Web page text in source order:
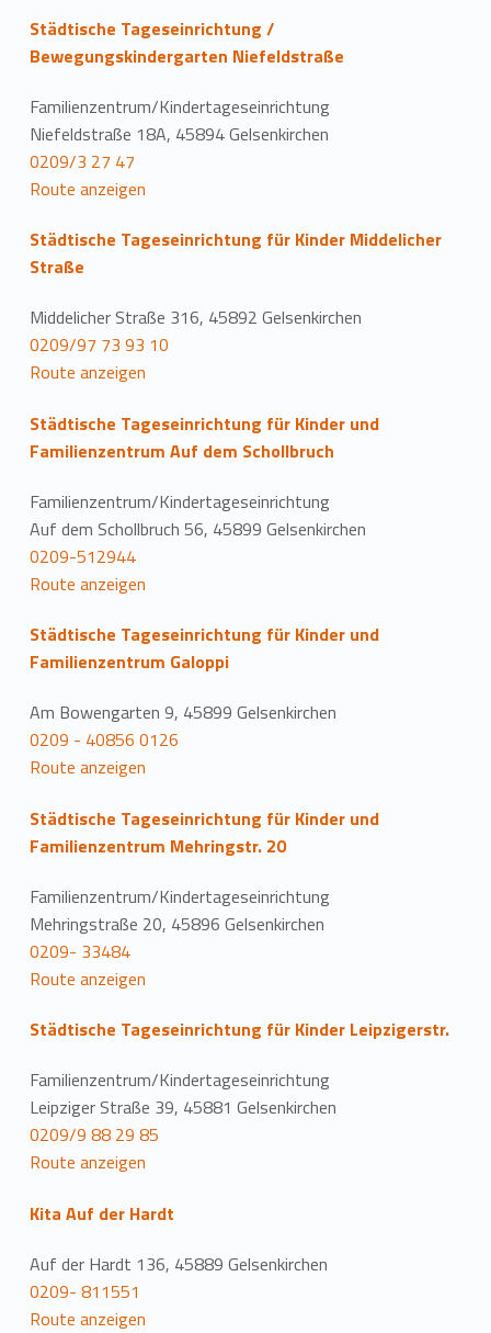
Städtische Tageseinrichtung /
Bewegungskindergarten Niefeldstraße
Familienzentrum/Kindertageseinrichtung
Niefeldstraße 18A, 45894 Gelsenkirchen
0209/3 27 47
Route anzeigen
Städtische Tageseinrichtung für Kinder Middelicher
Straße
Middelicher Straße 316, 45892 Gelsenkirchen
0209/97 73 93 10
Route anzeigen
Städtische Tageseinrichtung für Kinder und
Familienzentrum Auf dem Schollbruch
Familienzentrum/Kindertageseinrichtung
Auf dem Schollbruch 56, 45899 Gelsenkirchen
0209-512944
Route anzeigen
Städtische Tageseinrichtung für Kinder und
Familienzentrum Galoppi
Am Bowengarten 9, 45899 Gelsenkirchen
0209 - 40856 0126
Route anzeigen
Städtische Tageseinrichtung für Kinder und
Familienzentrum Mehringstr. 20
Familienzentrum/Kindertageseinrichtung
Mehringstraße 20, 45896 Gelsenkirchen
0209- 33484
Route anzeigen
Städtische Tageseinrichtung für Kinder Leipzigerstr.
Familienzentrum/Kindertageseinrichtung
Leipziger Straße 39, 45881 Gelsenkirchen
0209/9 88 29 85
Route anzeigen
Kita Auf der Hardt
Auf der Hardt 136, 45889 Gelsenkirchen
0209- 811551
Route anzeigen